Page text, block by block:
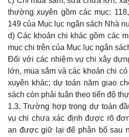
thường xuyên gồm các mục:
149 của Mục lục ngân sách Nhà
d) Các khoản chi khác gồm các
mục chi trên của Mục lục ngân
Đối với các nhiệm vụ chi xây
lớn, mua sắm và các khoản chi
xuyên khác; dự toán năm giao
sách còn phải tuân theo tiến độ
1.3. Trường hợp trong dự toán
vụ chi chưa xác định được rõ
an được giữ lại để phân bổ sau